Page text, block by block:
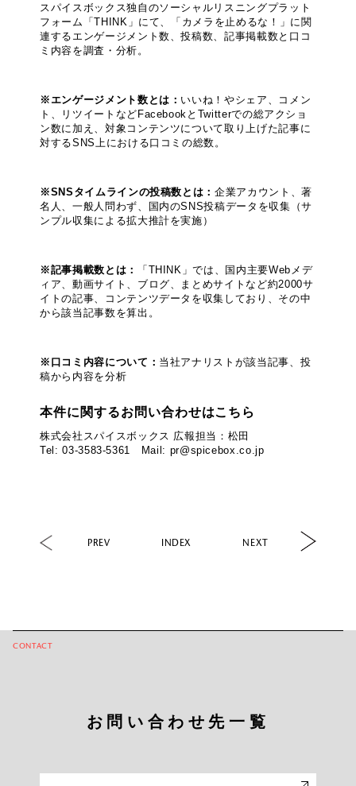
スパイスボックス独自のソーシャルリスニングプラット
フォーム「THINK」にて、「カメラを止めるな！」に関
連するエンゲージメント数、投稿数、記事掲載数と口コ
ミ内容を調査・分析。
※エンゲージメント数とは： いいね！やシェア、コメン
ト、リツイートなどFacebookとTwitterでの総アクショ
ン数に加え、対象コンテンツについて取り上げた記事に
対するSNS上における口コミの総数。
※SNSタイムラインの投稿数とは：企業アカウント、著
名人、一般人問わず、国内のSNS投稿データを収集（サ
ンプル収集による拡大推計を実施）
※記事掲載数とは：
「THINK」では、国内主要Webメデ
ィア、動画サイト、ブログ、まとめサイトなど約2000サ
イトの記事、コンテンツデータを収集しており、その中
から該当記事数を算出。
※口コミ内容について： 当社アナリストが該当記事、投
稿から内容を分析
本件に関するお問い合わせはこちら
株式会社スパイスボックス 広報担当：松田
Tel: 03-3583-5361 Mail: pr@spicebox.co.jp
PREV INDEX NEXT
CONTACT
お問い合わせ先 一覧